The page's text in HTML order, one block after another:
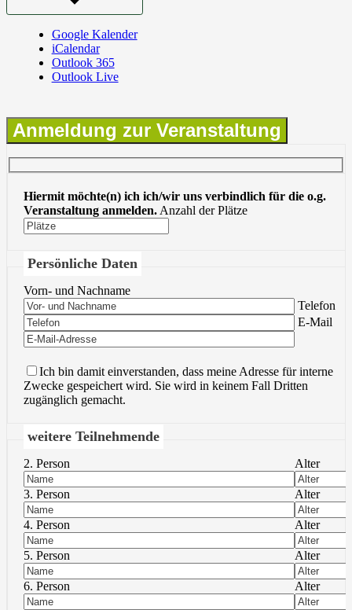
Google Kalender
iCalendar
Outlook 365
Outlook Live
Anmeldung zur Veranstaltung
Hiermit möchte(n) ich ich/wir uns verbindlich für die o.g.
Veranstaltung anmelden. Anzahl der Plätze
Persönliche Daten
Vorn- und Nachname
Bitte lasse
Telefon
Bitte lasse
E-Mail
Ich bin damit einverstanden, dass meine Adresse für interne
Zwecke gespeichert wird. Sie wird in keinem Fall Dritten
zugänglich gemacht.
weitere Teilnehmende
2. Person Alter
3. Person Alter
4. Person Alter
5. Person Alter
6. Person Alter